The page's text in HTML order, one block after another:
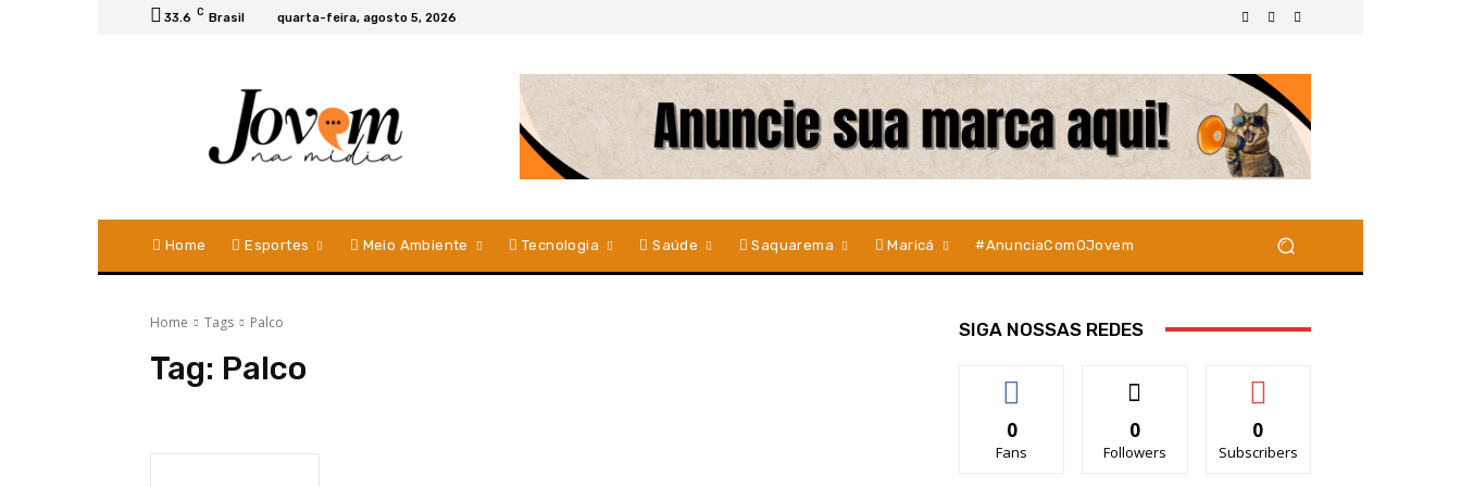
33.6 C Brasil quarta-feira, agosto 5, 2026
Home Esportes Meio Ambiente Tecnologia Saúde Saquarema Maricá #AnunciaComOJovem
Home Tags Palco
Tag: Palco
SIGA NOSSAS REDES
0
Fans
0
Followers
0
Subscribers